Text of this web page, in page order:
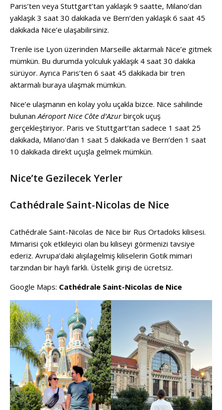
Paris’ten veya Stuttgart’tan yaklaşık 9 saatte, Milano’dan
yaklaşık 3 saat 30 dakikada ve Bern’den yaklaşık 6 saat 45
dakikada Nice’e ulaşabilirsiniz.
Trenle ise Lyon üzerinden Marseille aktarmalı Nice’e gitmek
mümkün. Bu durumda yolculuk yaklaşık 4 saat 30 dakika
sürüyor. Ayrıca Paris’ten 6 saat 45 dakikada bir tren
aktarmalı buraya ulaşmak mümkün.
Nice’e ulaşmanın en kolay yolu uçakla bizce. Nice sahilinde
bulunan Aéroport Nice Côte d’Azurbirçok uçuş
gerçekleştiriyor. Paris ve Stuttgart’tan sadece 1 saat 25
dakikada, Milano’dan 1 saat 5 dakikada ve Bern’den 1 saat
10 dakikada direkt uçuşla gelmek mümkün.
Nice’te Gezilecek Yerler
Cathédrale Saint-Nicolas de Nice
Cathédrale Saint-Nicolas de Nice bir Rus Ortadoks kilisesi.
Mimarisi çok etkileyici olan bu kiliseyi görmenizi tavsiye
ederiz. Avrupa’daki alışılagelmiş kiliselerin Gotik mimari
tarzından bir haylı farklı. Üstelik girişi de ücretsiz.
Google Maps: Cathédrale Saint-Nicolas de Nice